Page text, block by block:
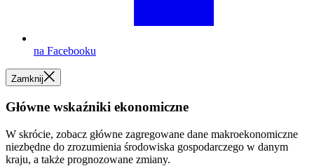
na Facebooku
Zamknij
Główne wskaźniki ekonomiczne
W skrócie, zobacz główne zagregowane dane makroekonomiczne
niezbędne do zrozumienia środowiska gospodarczego w danym
kraju, a także prognozowane zmiany.